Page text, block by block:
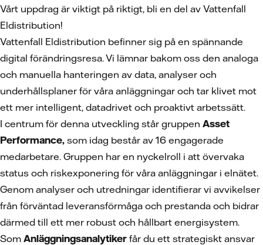
Vårt uppdrag är viktigt på riktigt, bli en del av Vattenfall
Eldistribution!
Vattenfall Eldistribution befinner sig på en spännande
digital förändringsresa. Vi lämnar bakom oss den analoga
och manuella hanteringen av data, analyser och
underhållsplaner för våra anläggningar och tar klivet mot
ett mer intelligent, datadrivet och proaktivt arbetssätt.
I centrum för denna utveckling står gruppen Asset
Performance, som idag består av 16 engagerade
medarbetare. Gruppen har en nyckelroll i att övervaka
status och riskexponering för våra anläggningar i elnätet.
Genom analyser och utredningar identifierar vi avvikelser
från förväntad leveransförmåga och prestanda och bidrar
därmed till ett mer robust och hållbart energisystem.
Som Anläggningsanalytiker får du ett strategiskt ansvar